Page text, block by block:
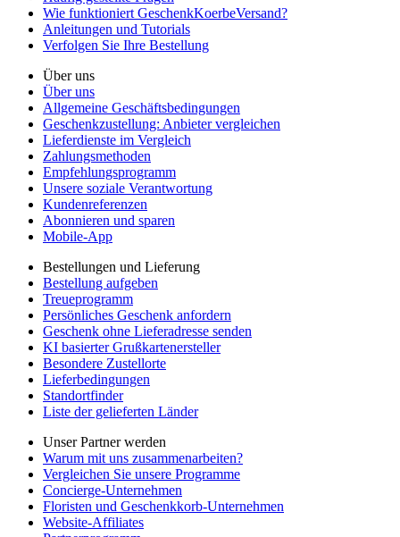
Wie funktioniert GeschenkKoerbeVersand?
Anleitungen und Tutorials
Verfolgen Sie Ihre Bestellung
Über uns
Über uns
Allgemeine Geschäftsbedingungen
Geschenkzustellung: Anbieter vergleichen
Lieferdienste im Vergleich
Zahlungsmethoden
Empfehlungsprogramm
Unsere soziale Verantwortung
Kundenreferenzen
Abonnieren und sparen
Mobile-App
Bestellungen und Lieferung
Bestellung aufgeben
Treueprogramm
Persönliches Geschenk anfordern
Geschenk ohne Lieferadresse senden
KI basierter Grußkartenersteller
Besondere Zustellorte
Lieferbedingungen
Standortfinder
Liste der gelieferten Länder
Unser Partner werden
Warum mit uns zusammenarbeiten?
Vergleichen Sie unsere Programme
Concierge-Unternehmen
Floristen und Geschenkkorb-Unternehmen
Website-Affiliates